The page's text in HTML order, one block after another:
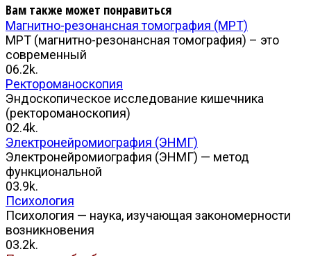
Вам также может понравиться
Магнитно-резонансная томография (МРТ)
МРТ (магнитно-резонансная томография) – это
современный
06.2k.
Ректороманоскопия
Эндоскопическое исследование кишечника
(ректороманоскопия)
02.4k.
Электронейромиография (ЭНМГ)
Электронейромиография (ЭНМГ) — метод
функциональной
03.9k.
Психология
Психология — наука, изучающая закономерности
возникновения
03.2k.